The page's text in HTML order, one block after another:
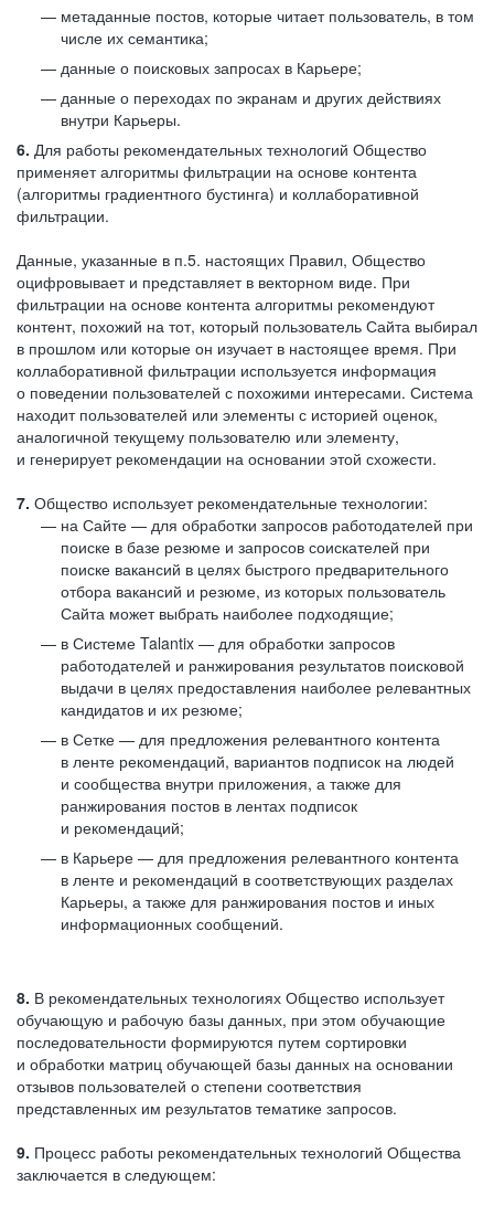
метаданные постов, которые читает пользователь, в том
числе их семантика;
данные о поисковых запросах в Карьере;
данные о переходах по экранам и других действиях
внутри Карьеры.
6. Для работы рекомендательных технологий Общество
применяет алгоритмы фильтрации на основе контента
(алгоритмы градиентного бустинга) и коллаборативной
фильтрации.
Данные, указанные в п.5. настоящих Правил, Общество
оцифровывает и представляет в векторном виде. При
фильтрации на основе контента алгоритмы рекомендуют
контент, похожий на тот, который пользователь Сайта выбирал
в прошлом или которые он изучает в настоящее время. При
коллаборативной фильтрации используется информация
о поведении пользователей с похожими интересами. Система
находит пользователей или элементы с историей оценок,
аналогичной текущему пользователю или элементу,
и генерирует рекомендации на основании этой схожести.
7. Общество использует рекомендательные технологии:
на Сайте — для обработки запросов работодателей при
поиске в базе резюме и запросов соискателей при
поиске вакансий в целях быстрого предварительного
отбора вакансий и резюме, из которых пользователь
Сайта может выбрать наиболее подходящие;
в Системе Talantix — для обработки запросов
работодателей и ранжирования результатов поисковой
выдачи в целях предоставления наиболее релевантных
кандидатов и их резюме;
в Сетке — для предложения релевантного контента
в ленте рекомендаций, вариантов подписок на людей
и сообщества внутри приложения, а также для
ранжирования постов в лентах подписок
и рекомендаций;
в Карьере — для предложения релевантного контента
в ленте и рекомендаций в соответствующих разделах
Карьеры, а также для ранжирования постов и иных
информационных сообщений.
8. В рекомендательных технологиях Общество использует
обучающую и рабочую базы данных, при этом обучающие
последовательности формируются путем сортировки
и обработки матриц обучающей базы данных на основании
отзывов пользователей о степени соответствия
представленных им результатов тематике запросов.
9. Процесс работы рекомендательных технологий Общества
заключается в следующем: